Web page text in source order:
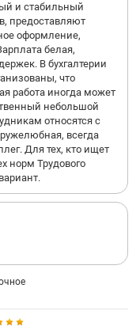
и стабильный
предоставляют
оформление,
белая,
В бухгалтерии
что
работа иногда может
небольшой
относятся с
всегда
Для тех, кто ищет
норм Трудового